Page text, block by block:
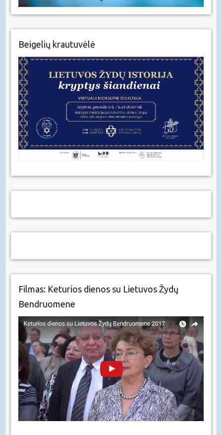
Beigelių krautuvėlė
Filmas: Keturios dienos su Lietuvos Žydų
Bendruomene